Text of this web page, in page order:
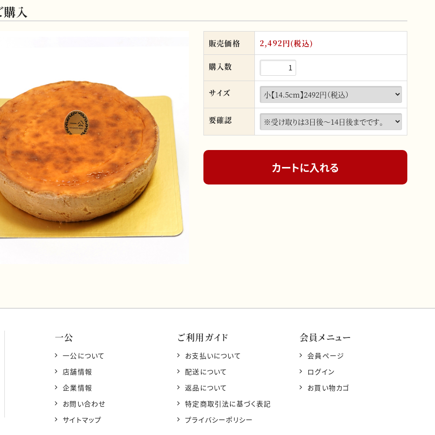
購入
販売価格 2,492円(税込)
購入数
サイズ
要確認
一公
一公について
店舗情報
企業情報
お問い合わせ
サイトマップ
ご利用ガイド
お支払いについて
配送について
返品について
特定商取引法に基づく表記
プライバシーポリシー
会員メニュー
会員ページ
ログイン
お買い物カゴ